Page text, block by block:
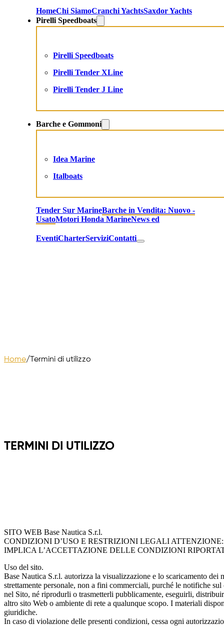
HomeChi SiamoCranchi YachtsSaxdor Yachts
Pirelli Speedboats
Pirelli Speedboats
Pirelli Tender XLine
Pirelli Tender J Line
Barche e Gommoni
Idea Marine
Italboats
Tender Sur MarineBarche in Vendita: Nuovo -
UsatoMotori Honda MarineNews ed
EventiCharterServiziContatti
Home/ Termini di utilizzo
TERMINI DI UTILIZZO
SITO WEB Base Nautica S.r.l.
CONDIZIONI D’USO E RESTRIZIONI LEGALI
IMPLICA L’ACCETTAZIONE DELLE CONDIZIONI
Uso del sito.
Base Nautica S.r.l. autorizza la visualizzazione e lo scaricamento
strettamente personale, non a fini commerciali, purché le notifiche
nel Sito, né riprodurli o trasmetterli pubblicamente, eseguirli,
altro sito Web o ambiente di rete a qualunque scopo. I materiali
giuridiche.
In caso di violazione delle presenti condizioni, cessa ogni